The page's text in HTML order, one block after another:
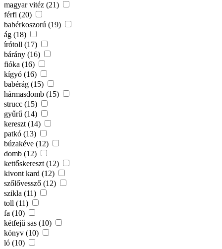
magyar vitéz (21)
férfi (20)
babérkoszorú (19)
ág (18)
írótoll (17)
bárány (16)
fióka (16)
kígyó (16)
babérág (15)
hármasdomb (15)
strucc (15)
gyűrű (14)
kereszt (14)
patkó (13)
búzakéve (12)
domb (12)
kettőskereszt (12)
kivont kard (12)
szőlővessző (12)
szikla (11)
toll (11)
fa (10)
kétfejű sas (10)
könyv (10)
ló (10)